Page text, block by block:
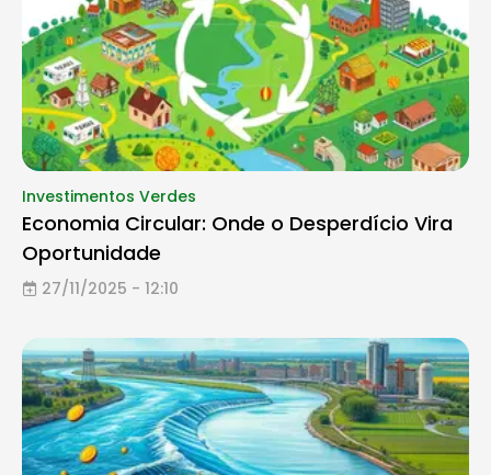
Investimentos Verdes
Economia Circular: Onde o Desperdício Vira
Oportunidade
27/11/2025 - 12:10